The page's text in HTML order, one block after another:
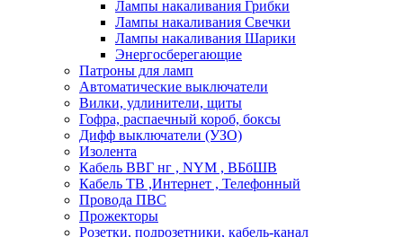
Лампы накаливания Грибки
Лампы накаливания Свечки
Лампы накаливания Шарики
Энергосберегающие
Патроны для ламп
Автоматические выключатели
Вилки, удлинители, щиты
Гофра, распаечный короб, боксы
Дифф выключатели (УЗО)
Изолента
Кабель ВВГ нг , NYM , ВБбШВ
Кабель ТВ ,Интернет , Телефонный
Провода ПВС
Прожекторы
Розетки, подрозетники, кабель-канал